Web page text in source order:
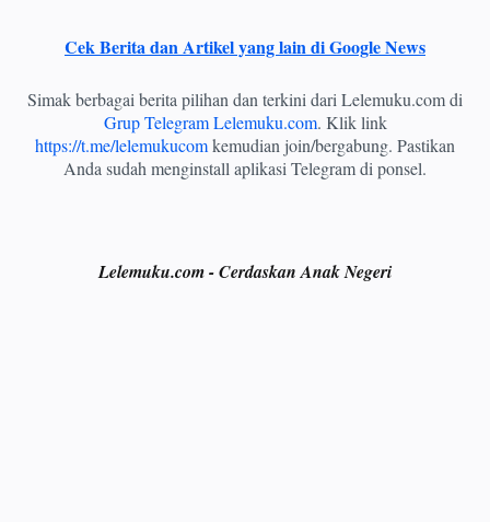
Cek Berita dan Artikel yang lain di Google News
Simak berbagai berita pilihan dan terkini dari Lelemuku.com di
Grup Telegram Lelemuku.com. Klik link
https://t.me/lelemukucomkemudian join/bergabung. Pastikan
Anda sudah menginstall aplikasi Telegram di ponsel.
Lelemuku.com - Cerdaskan Anak Negeri